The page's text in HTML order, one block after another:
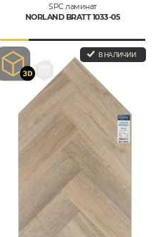
SPC ламинат
NORLAND BRATT 1033-05
В НАЛИЧИИ